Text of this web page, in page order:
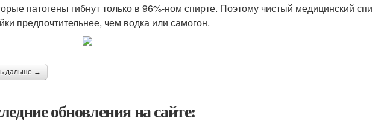
патогены гибнут только в 96%-ном спирте. Поэтому чистый медицинский
предпочтительнее, чем водка или самогон.
дальше →
обновления на сайте: